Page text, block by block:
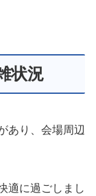
状況
あり、会場周辺
適に過ごしまし